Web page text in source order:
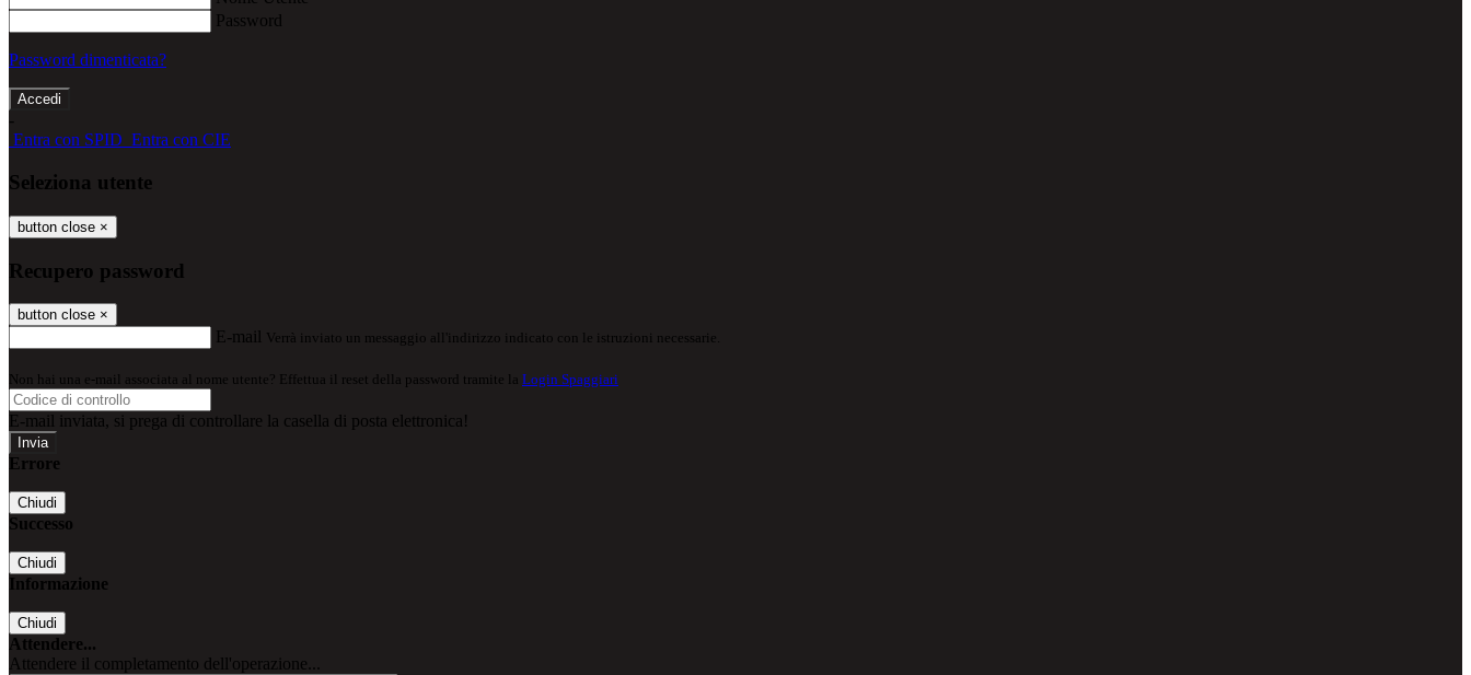
Password
Password dimenticata?
-
Entra con SPID Entra con CIE
Seleziona utente
button close ×
Recupero password
button close ×
E-mail Verrà inviato un messaggio all'indirizzo indicato con le istruzioni necessarie.
Non hai una e-mail associata al nome utente? Effettua il reset della password tramite la Login Spaggiari
E-mail inviata, si prega di controllare la casella di posta elettronica!
Errore
Chiudi
Successo
Chiudi
Informazione
Chiudi
Attendere...
Attendere il completamento dell'operazione...